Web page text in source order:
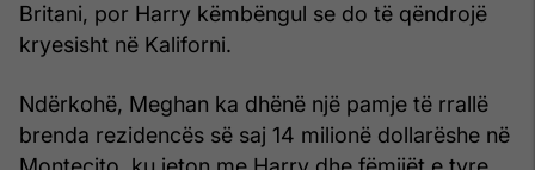
Britani, por Harry këmbëngul se do të qëndrojë
kryesisht në Kaliforni.
Ndërkohë, Meghan ka dhënë një pamje të rrallë
brenda rezidencës së saj 14 milionë dollarëshe në